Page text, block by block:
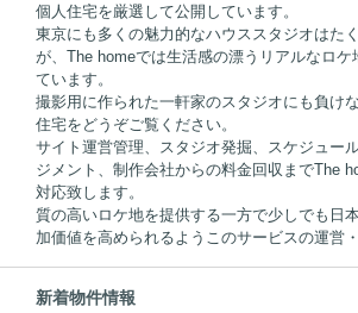
個人住宅を厳選して公開しています。
東京にも多くの魅力的なハウススタジオはた
が、The homeでは生活感の漂うリアルなロケ
ています。
撮影用に作られた一軒家のスタジオにも負け
住宅をどうぞご覧ください。
サイト運営管理、スタジオ発掘、スケジュー
ジメント、制作会社からの料金回収までThe
対応致します。
質の高いロケ地を提供する一方で少しでも日
加価値を高められるようこのサービスの運営
新着物件情報